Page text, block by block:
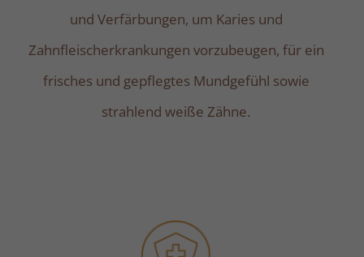
und Verfärbungen, um Karies und
Zahnfleischerkrankungen vorzubeugen, für ein
frisches und gepflegtes Mundgefühl sowie
strahlend weiße Zähne.